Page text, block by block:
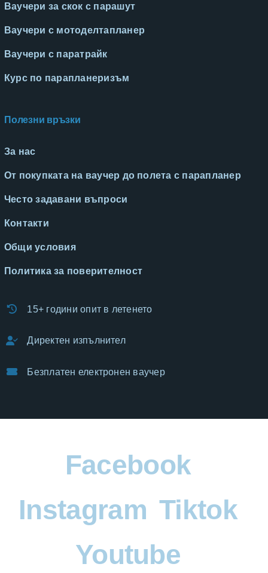
Ваучери за скок с парашут
Ваучери с мотоделтапланер
Ваучери с паратрайк
Курс по парапланеризъм
Полезни връзки
За нас
От покупката на ваучер до полета с парапланер
Често задавани въпроси
Контакти
Общи условия
Политика за поверителност
15+ години опит в летенето
Директен изпълнител
Безплатен електронен ваучер
Facebook
Instagram Tiktok
Youtube